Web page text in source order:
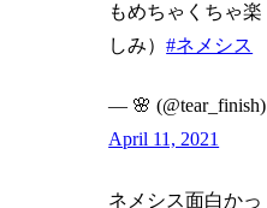
もめちゃくちゃ楽
しみ）#ネメシス
— 🌸 (@tear_finish)
April 11, 2021
ネメシス面白かっ